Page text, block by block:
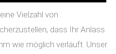
Vielzahl von
dass Ihr Anlass
wie möglich verläuft. Unser